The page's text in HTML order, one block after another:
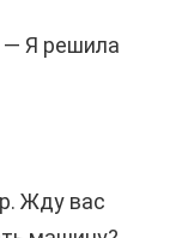
— Я решила
Жду вас